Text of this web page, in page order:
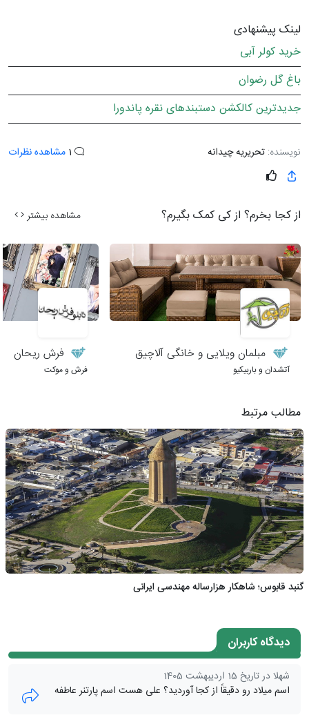
لینک پیشنهادی
خرید کولر آبی
باغ گل رضوان
جدیدترین کالکشن دستبندهای نقره پاندورا
نویسنده: تحریریه چیدانه مشاهده نظرات
از کجا بخرم؟ از کی کمک بگیرم؟ مشاهده بیشتر
مبلمان ویلایی و خانگی آلاچیق
آتشدان و باربیکیو
فرش ریحان
فرش و موکت
مطالب مرتبط
گنبد قابوس؛ شاهکار هزارساله مهندسی ایرانی
دیدگاه کاربران
شهلا در تاریخ 15 اردیبهشت 1405
اسم میلاد رو دقیقاً از کجا آوردید؟ علی هست اسم پارتنر عاطفه